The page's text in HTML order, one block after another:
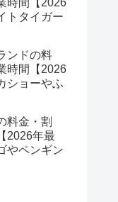
時間【2026
トタイガー
ンドの料
時間【2026
ショーやふ
料金・割
2026年最
やペンギン